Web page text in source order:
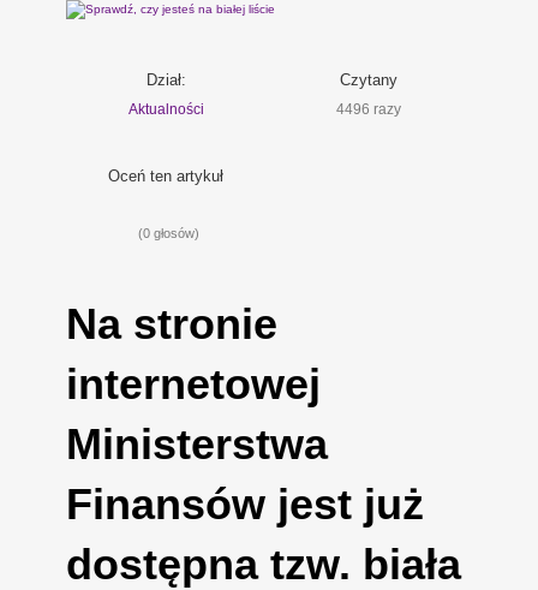
Dział:
Aktualności
Czytany
4496 razy
Oceń ten artykuł
(0 głosów)
Na stronie
internetowej
Ministerstwa
Finansów jest już
dostępna tzw. biała